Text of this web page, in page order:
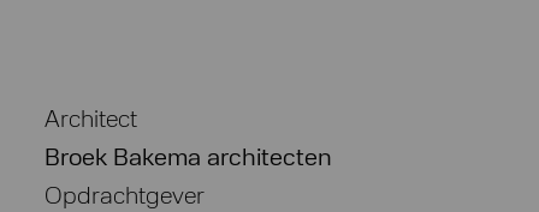
Architect
Broek Bakema architecten
Opdrachtgever